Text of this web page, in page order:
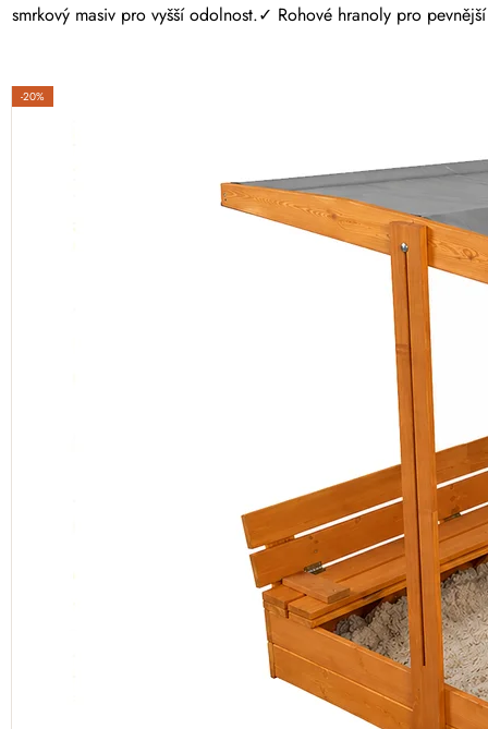
smrkový masiv pro vyšší odolnost.✓ Rohové hranoly pro
-20%